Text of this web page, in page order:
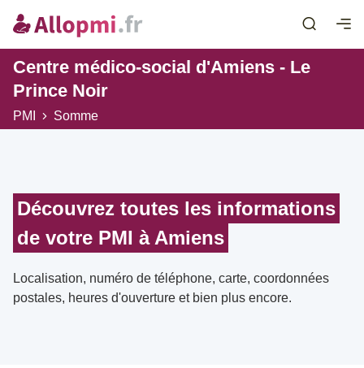
Centre médico-social d'Amiens - Le
Prince Noir
PMI Somme
Découvrez toutes les informations
de votre PMI à Amiens
Localisation, numéro de téléphone, carte, coordonnées
postales, heures d'ouverture et bien plus encore.